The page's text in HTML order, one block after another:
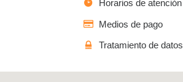
Horarios de atención
Medios de pago
Tratamiento de datos